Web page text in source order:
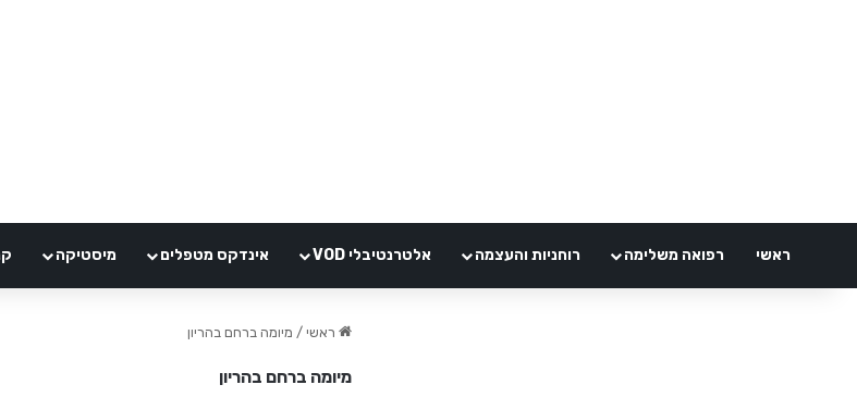
ראשי רפואה משלימה רוחניות והעצמה אלטרנטיבלי VOD אינדקס מטפלים מיסטיקה
ראשי / מיומה ברחם בהריון
מיומה ברחם בהריון